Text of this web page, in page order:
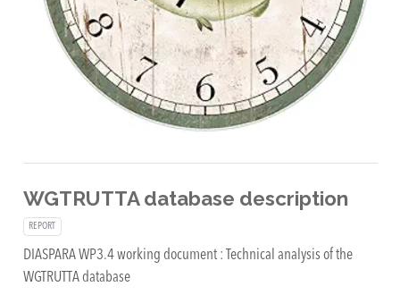
WGTRUTTA database description
REPORT
DIASPARA WP3.4 working document : Technical analysis of the
WGTRUTTA database